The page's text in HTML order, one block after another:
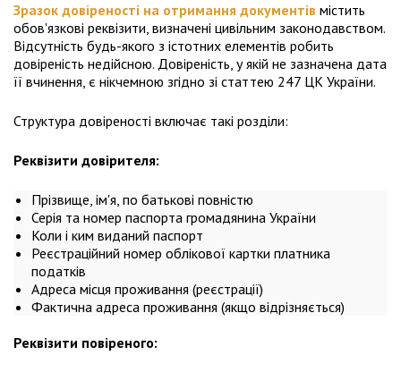
Зразок довіреності на отримання документів містить
обов'язкові реквізити, визначені цивільним законодавством.
Відсутність будь-якого з істотних елементів робить
довіреність недійсною. Довіреність, у якій не зазначена дата
її вчинення, є нікчемною згідно зі статтею 247 ЦК України.
Структура довіреності включає такі розділи:
Реквізити довірителя:
Прізвище, ім'я, по батькові повністю
Серія та номер паспорта громадянина України
Коли і ким виданий паспорт
Реєстраційний номер облікової картки платника
податків
Адреса місця проживання (реєстрації)
Фактична адреса проживання (якщо відрізняється)
Реквізити повіреного: